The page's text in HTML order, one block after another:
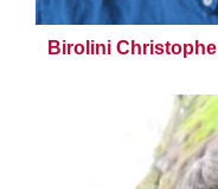
Birolini Christophe